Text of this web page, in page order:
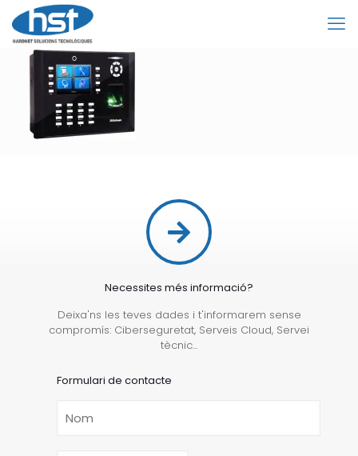
Necessites més informació?
Deixa'ns les teves dades i t'informarem sense
compromís: Ciberseguretat, Serveis Cloud, Servei
tècnic...
Formulari de contacte